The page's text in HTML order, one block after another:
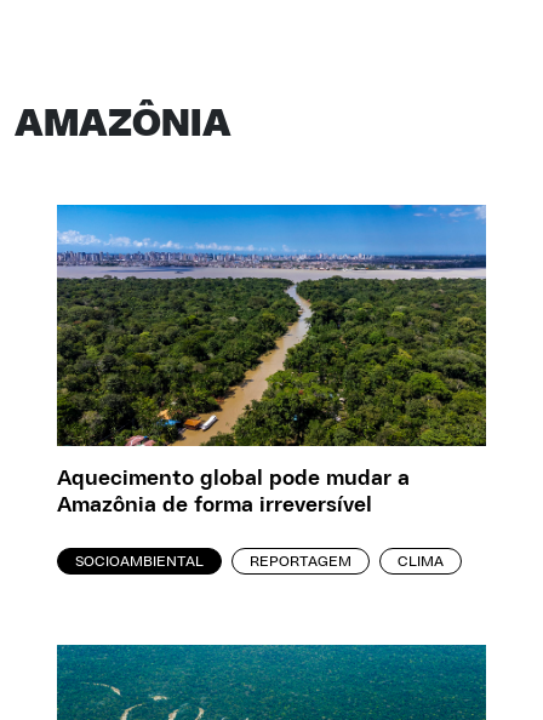
AMAZÔNIA
Aquecimento global pode mudar a
Amazônia de forma irreversível
SOCIOAMBIENTAL REPORTAGEM CLIMA